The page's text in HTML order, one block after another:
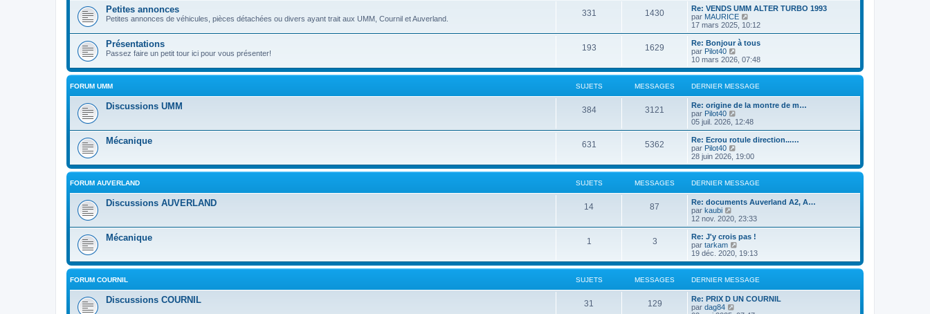
s
s
g
e
r
m
e
s
s
a
g
e
e
r
n
i
e
r
e
s
a
g
e
r
l
e
d
e
r
n
i
e
m
e
s
a
g
e
Petites annonces
Petites annonces de véhicules, pièces détachées ou divers ayant trait aux UMM, Cournil et Auverland.
331 1430
Re: VENDS UMM ALTER TURBO 1993
par MAURICE
o
i
r
e
e
r
n
i
e
m
e
s
a
g
e
17 mars 2025, 10:12
Présentations
Passez faire un petit tour ici pour vous présenter!
193 1629
Re: Bonjour à tous
par Pilot40
o
i
r
l
e
n
i
e
m
e
s
s
a
g
10 mars 2026, 07:48
FORUM UMM SUJETS MESSAGES DERNIER MESSAGE
Discussions UMM 384 3121
Re: origine de la montre de m…
par Pilot40
o
i
r
e
e
r
n
i
e
m
e
s
s
a
g
e
05 juil. 2026, 12:48
Mécanique 631 5362
Re: Ecrou rotule direction...…
par Pilot40
o
i
r
l
e
n
i
e
r
m
e
s
s
a
g
28 juin 2026, 19:00
FORUM AUVERLAND SUJETS MESSAGES DERNIER MESSAGE
Discussions AUVERLAND 14 87
Re: documents Auverland A2, A…
par kaubi
o
i
r
l
e
d
e
r
n
i
e
r
12 nov. 2020, 23:33
Mécanique 1 3
Re: J'y crois pas !
par tarkam
o
i
r
l
e
19 déc. 2020, 19:13
FORUM COURNIL SUJETS MESSAGES DERNIER MESSAGE
Discussions COURNIL 31 129
Re: PRIX D UN COURNIL
par dag84